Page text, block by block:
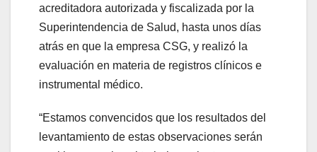
acreditadora autorizada y fiscalizada por la
Superintendencia de Salud, hasta unos días
atrás en que la empresa CSG, y realizó la
evaluación en materia de registros clínicos e
instrumental médico.
“Estamos convencidos que los resultados del
levantamiento de estas observaciones serán